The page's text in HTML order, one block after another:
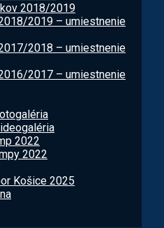
2018/2019
2019 – umiestnenie
2018 – umiestnenie
2017 – umiestnenie
2022
2022
Košice 2025